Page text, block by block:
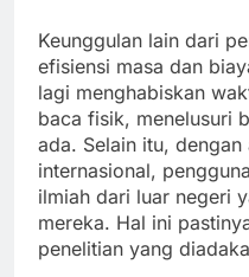
Keunggulan lain dari
efisiensi masa dan
lagi menghabiskan
baca fisik, menelusuri
ada. Selain itu, dengan
internasional,
ilmiah dari luar negeri
mereka. Hal ini
penelitian yang